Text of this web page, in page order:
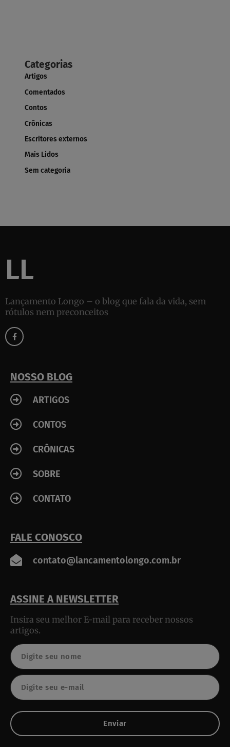
Categorias
Artigos
Comentados
Contos
Crônicas
Escritores externos
Mais Lidos
Sem categoria
LL
Lançamento Longo – o blog que fala da vida, sem
rótulos nem preconceitos
a
c
e
k
-
NOSSO BLOG
ARTIGOS
CONTOS
CRÔNICAS
SOBRE
CONTATO
FALE CONOSCO
contato@lancamentolongo.com.br
ASSINE A NEWSLETTER
Insira seu melhor E-mail para receber nossos
artigos.
Nome
Email
Enviar